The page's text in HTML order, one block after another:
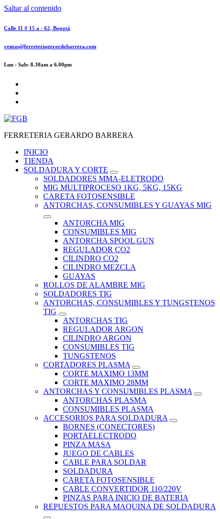
Saltar al contenido
Calle 11 # 15 a - 62, Bogotá
ventas@ferreteriagerardobarrera.com
Lun - Sab: 8.30am a 6.00pm
FERRETERIA GERARDO BARRERA
INICIO
TIENDA
SOLDADURA Y CORTE
SOLDADORES MMA-ELETRODO
MIG MULTIPROCESO 1KG, 5KG, 15KG
CARETA FOTOSENSIBLE
ANTORCHAS, CONSUMIBLES Y GUAYAS MIG
ANTORCHA MIG
CONSUMIBLES MIG
ANTORCHA SPOOL GUN
REGULADOR CO2
CILINDRO CO2
CILINDRO MEZCLA
GUAYAS
ROLLOS DE ALAMBRE MIG
SOLDADORES TIG
ANTORCHAS, CONSUMIBLES Y TUNGSTENOS
TIG
ANTORCHAS TIG
REGULADOR ARGON
CILINDRO ARGON
CONSUMIBLES TIG
TUNGSTENOS
CORTADORES PLASMA
CORTE MAXIMO 13MM
CORTE MAXIMO 28MM
ANTORCHAS Y CONSUMIBLES PLASMA
ANTORCHAS PLASMA
CONSUMIBLES PLASMA
ACCESORIOS PARA SOLDADURA
BORNES (CONECTORES)
PORTAELECTRODO
PINZA MASA
JUEGO DE CABLES
CABLE PARA SOLDAR
SOLDADURA
CARETA FOTOSENSIBLE
CABLE CONVERTIDOR 110/220V
PINZAS PARA INICIO DE BATERIA
REPUESTOS PARA MAQUINA DE SOLDADURA